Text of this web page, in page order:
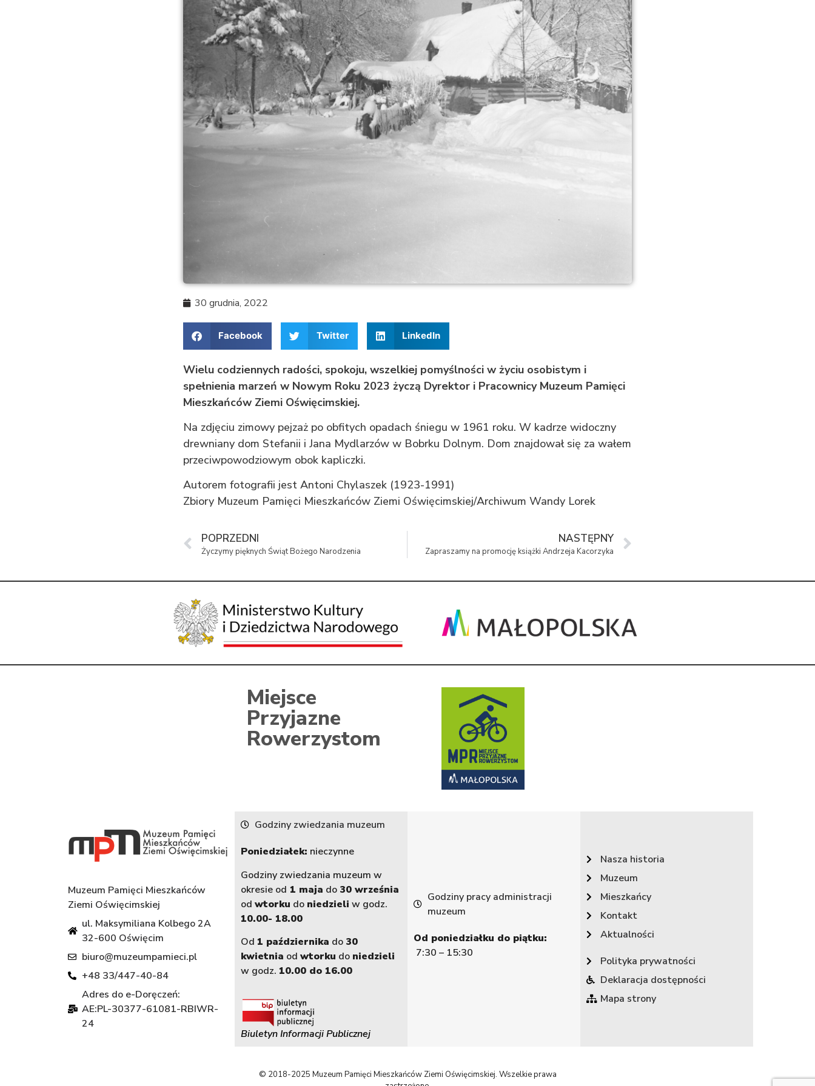
30 grudnia, 2022
Facebook Twitter LinkedIn
Wielu codziennych radości, spokoju, wszelkiej pomyślności w życiu osobistym i
spełnienia marzeń w Nowym Roku 2023 życzą Dyrektor i Pracownicy Muzeum Pamięci
Mieszkańców Ziemi Oświęcimskiej.
Na zdjęciu zimowy pejzaż po obfitych opadach śniegu w 1961 roku. W kadrze widoczny
drewniany dom Stefanii i Jana Mydlarzów w Bobrku Dolnym. Dom znajdował się za wałem
przeciwpowodziowym obok kapliczki.
Autorem fotografii jest Antoni Chylaszek (1923-1991)
Zbiory Muzeum Pamięci Mieszkańców Ziemi Oświęcimskiej/Archiwum Wandy Lorek
POPRZEDNI
Życzymy pięknych Świąt Bożego Narodzenia
NASTĘPNY
Zapraszamy na promocję książki Andrzeja Kacorzyka
Miejsce
Przyjazne
Rowerzystom
Muzeum Pamięci Mieszkańców
Ziemi Oświęcimskiej
ul. Maksymiliana Kolbego 2A
32-600 Oświęcim
biuro@muzeumpamieci.pl
+48 33/447-40-84
Adres do e-Doręczeń:
AE:PL-30377-61081-RBIWR-
24
Godziny zwiedzania muzeum
Poniedziałek: nieczynne
Godziny zwiedzania muzeum w
okresie od 1 maja do 30 września
od wtorku do niedzieli w godz.
10.00- 18.00
Od 1 października do 30
kwietnia od wtorku do niedzieli
w godz. 10.00 do 16.00
Biuletyn Informacji Publicznej
Godziny pracy administracji
muzeum
Od poniedziałku do piątku:
7:30 – 15:30
Nasza historia
Muzeum
Mieszkańcy
Kontakt
Aktualności
Polityka prywatności
Deklaracja dostępności
Mapa strony
© 2018-2025 Muzeum Pamięci Mieszkańców Ziemi Oświęcimskiej. Wszelkie prawa